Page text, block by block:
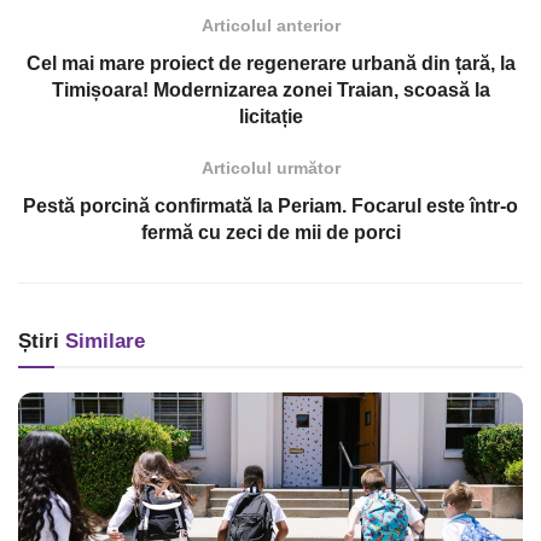
Articolul anterior
Cel mai mare proiect de regenerare urbană din țară, la
Timișoara! Modernizarea zonei Traian, scoasă la
licitație
Articolul următor
Pestă porcină confirmată la Periam. Focarul este într-o
fermă cu zeci de mii de porci
Știri Similare